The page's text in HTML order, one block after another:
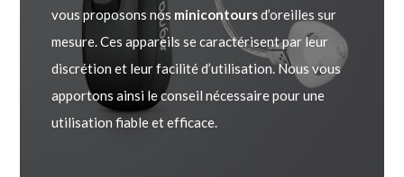
vous proposons nos minicontoursd’oreilles sur
mesure. Ces appareils se caractérisent par leur
discrétion et leur facilité d’utilisation. Nous vous
apportons ainsi le conseil nécessaire pour une
utilisation fiable et efficace.